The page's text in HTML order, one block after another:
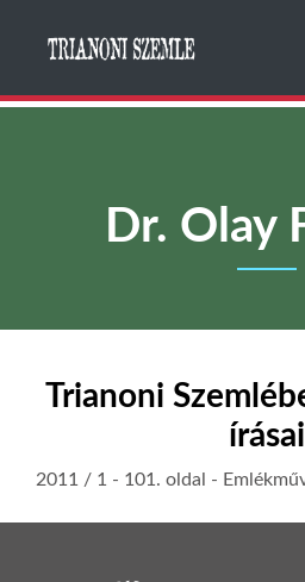
Dr. Olay
Trianoni
írásai
2011 / 1 - 101. oldal -